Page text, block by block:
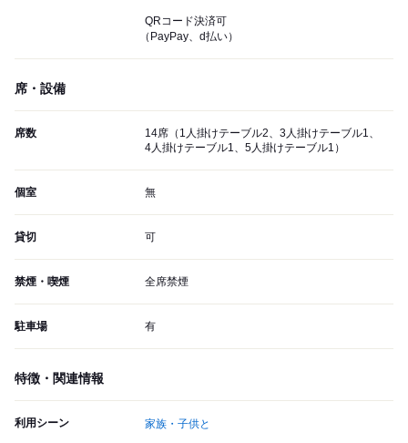
QRコード決済可
（PayPay、d払い）
席・設備
席数
14席（1人掛けテーブル2、3人掛けテーブル1、
4人掛けテーブル1、5人掛けテーブル1）
個室 無
貸切 可
禁煙・喫煙 全席禁煙
駐車場 有
特徴・関連情報
利用シーン 家族・子供と